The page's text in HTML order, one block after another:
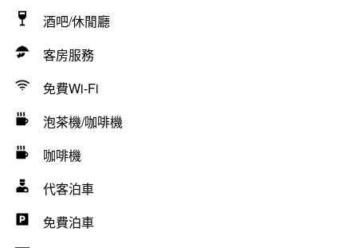
酒吧/休閒廳
客房服務
免費Wi-Fi
泡茶機/咖啡機
咖啡機
代客泊車
免費泊車